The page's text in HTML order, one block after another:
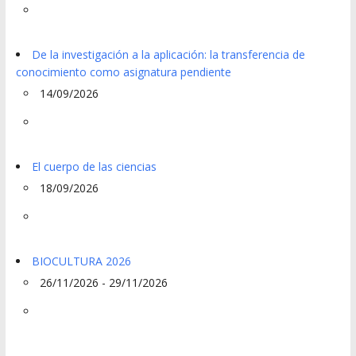
De la investigación a la aplicación: la transferencia de
conocimiento como asignatura pendiente
14/09/2026
El cuerpo de las ciencias
18/09/2026
BIOCULTURA 2026
26/11/2026 - 29/11/2026